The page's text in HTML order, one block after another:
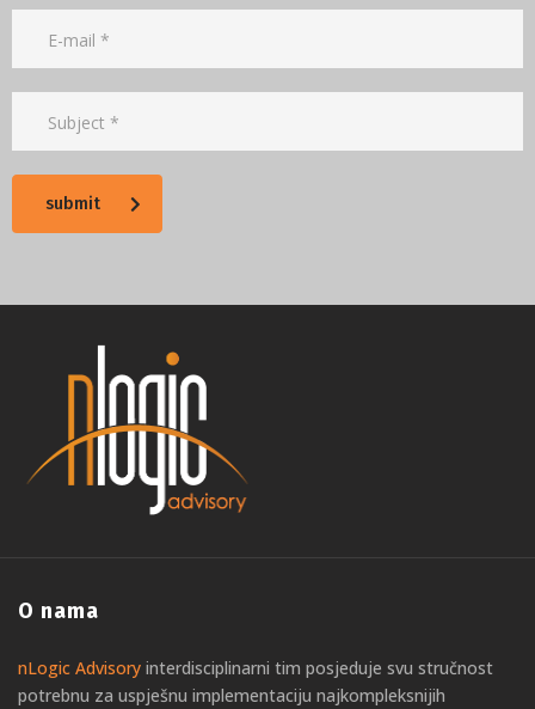
submit
O nama
nLogic Advisory interdisciplinarni tim posjeduje svu stručnost
potrebnu za uspješnu implementaciju najkompleksnijih